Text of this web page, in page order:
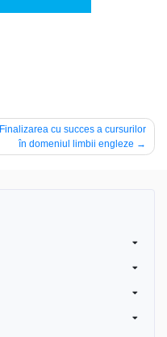
Finalizarea cu succes a cursurilor
în domeniul limbii engleze